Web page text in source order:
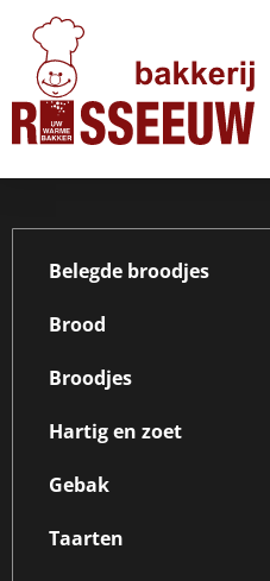
Belegde broodjes
Brood
Broodjes
Hartig en zoet
Gebak
Taarten